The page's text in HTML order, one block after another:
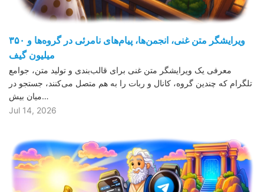
ویرایشگر متن غنی، انجمن‌ها، پیام‌های نامرئی در گروه‌ها و ۳۵۰
میلیون گیف
معرفی یک ویرایشگر متن غنی برای قالب‌بندی و تولید متن، جوامع
تلگرام که چندین گروه، کانال و ربات را به هم متصل می‌کنند، جستجو در
میان بیش…
Jul 14, 2026